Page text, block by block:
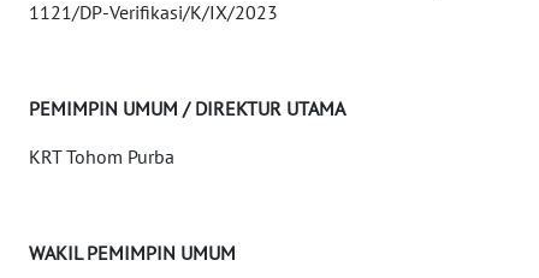
1121/DP-Verifikasi/K/IX/2023
PEMIMPIN UMUM / DIREKTUR UTAMA
KRT Tohom Purba
WAKIL PEMIMPIN UMUM
BERITA
INFO